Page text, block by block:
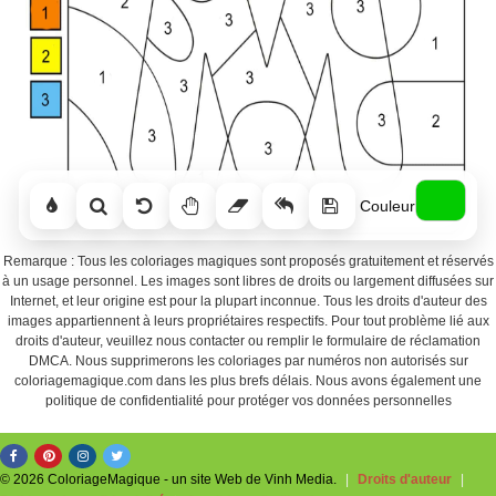
Couleur
Remarque : Tous les coloriages magiques sont proposés gratuitement et réservés
à un usage personnel. Les images sont libres de droits ou largement diffusées sur
Internet, et leur origine est pour la plupart inconnue. Tous les droits d'auteur des
images appartiennent à leurs propriétaires respectifs. Pour tout problème lié aux
droits d'auteur, veuillez nous contacter ou remplir le formulaire de réclamation
DMCA. Nous supprimerons les coloriages par numéros non autorisés sur
coloriagemagique.com dans les plus brefs délais. Nous avons également une
politique de confidentialité pour protéger vos données personnelles
© 2026 ColoriageMagique - un site Web de Vinh Media. Droits d'auteur